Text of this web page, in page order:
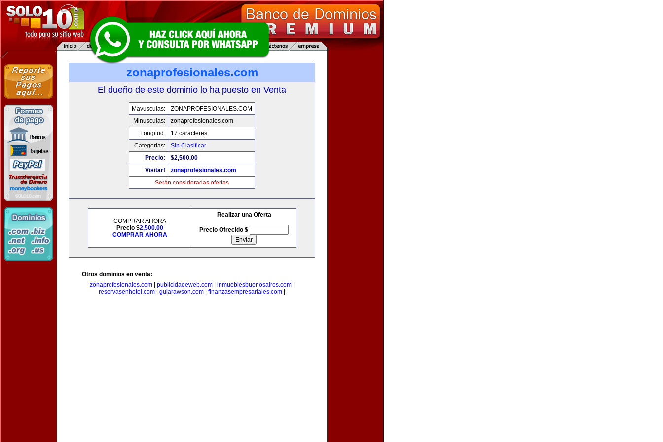
zonaprofesionales.com
El dueño de este dominio lo ha puesto en Venta
Mayusculas:
ZONAPROFESIONALES.COM
Minusculas:
zonaprofesionales.com
Longitud:
17 caracteres
Categorias:
Sin Clasificar
Precio:
$2,500.00
Visitar!
zonaprofesionales.com
Serán consideradas ofertas
COMPRAR AHORA
Precio $2,500.00
COMPRAR AHORA
Realizar una Oferta
Precio Ofrecido $
Otros dominios en venta:
zonaprofesionales.com| publicidadeweb.com| inmueblesbuenosaires.com|
reservasenhotel.com
guiarawson.com finanzasempresariales.com